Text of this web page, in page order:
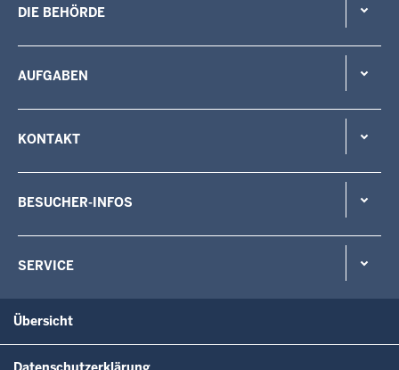
DIE BEHÖRDE
AUFGABEN
KONTAKT
BESUCHER-INFOS
SERVICE
Übersicht